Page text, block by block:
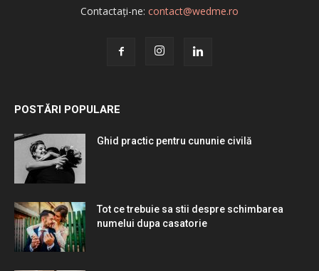
Contactați-ne: contact@wedme.ro
POSTĂRI POPULARE
Ghid practic pentru cununie civilă
Tot ce trebuie sa stii despre schimbarea
numelui dupa casatorie